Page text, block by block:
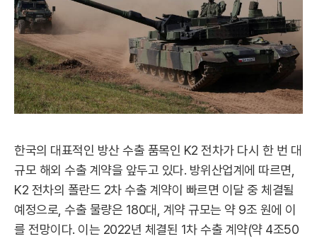
한국의 대표적인 방산 수출 품목인 K2 전차가 다시 한 번 대
규모 해외 수출 계약을 앞두고 있다. 방위산업계에 따르면,
K2 전차의 폴란드 2차 수출 계약이 빠르면 이달 중 체결될
예정으로, 수출 물량은 180대, 계약 규모는 약 9조 원에 이
를 전망이다. 이는 2022년 체결된 1차 수출 계약(약 4조50